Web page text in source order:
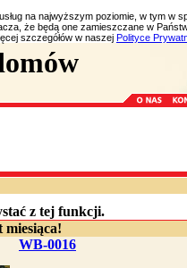
na najwyższym poziomie, w tym w
że będą one zamieszczane w
szczegółów w naszej Polityce
z tej funkcji.
WB-0016